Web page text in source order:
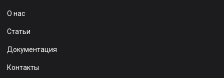
О нас
Статьи
Документация
Контакты